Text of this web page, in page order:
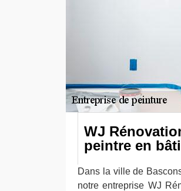
WJ
peintre en
Dans la ville de
notre entreprise WJ